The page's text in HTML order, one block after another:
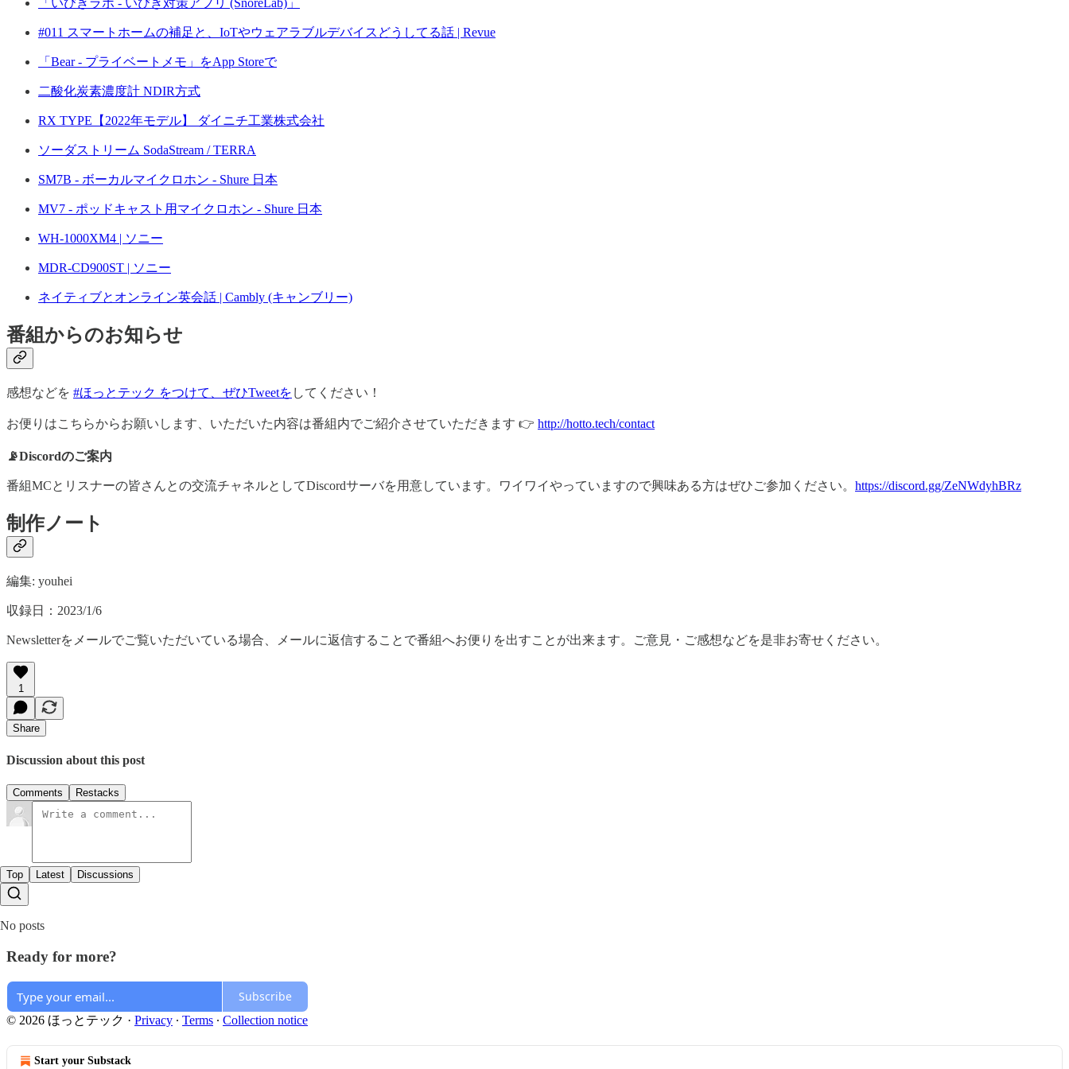
「いびきラボ - いびき対策アプリ (SnoreLab)」
#011 スマートホームの補足と、IoTやウェアラブルデバイスどうしてる話 | Revue
「Bear - プライベートメモ」をApp Storeで
二酸化炭素濃度計 NDIR方式
RX TYPE【2022年モデル】 ダイニチ工業株式会社
ソーダストリーム SodaStream / TERRA
SM7B - ボーカルマイクロホン - Shure 日本
MV7 - ポッドキャスト用マイクロホン - Shure 日本
WH-1000XM4 | ソニー
MDR-CD900ST | ソニー
ネイティブとオンライン英会話 | Cambly (キャンブリー)
番組からのお知らせ
感想などを #ほっとテック をつけて、ぜひTweetを してください！
お便りはこちらからお願いします、いただいた内容は番組内でご紹介させていただきます 👉 http://hotto.tech/contact
📡Discordのご案内
番組MCとリスナーの皆さんとの交流チャネルとしてDiscordサーバを用意しています。ワイワイやっていますので興味ある方はぜひご参加ください。 https://discord.gg/ZeNWdyhBRz
制作ノート
編集: youhei
収録日：2023/1/6
Newsletterをメールでご覧いただいている場合、メールに返信することで番組へお便りを出すことが出来ます。ご意見・ご感想などを是非お寄せください。
1
Share
Discussion about this post
Comments Restacks
Top Latest Discussions
No posts
Ready for more?
Subscribe
© 2026 ほっとテック · Privacy ∙ Terms ∙ Collection notice
Start your Substack